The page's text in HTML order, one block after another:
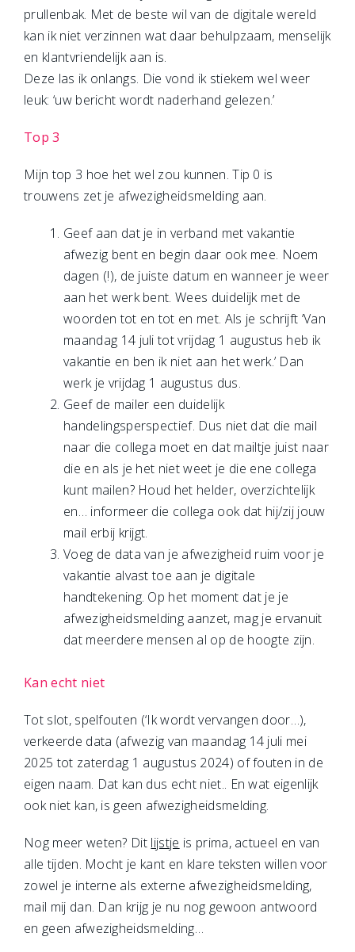
prullenbak. Met de beste wil van de digitale wereld
kan ik niet verzinnen wat daar behulpzaam, menselijk
en klantvriendelijk aan is.
Deze las ik onlangs. Die vond ik stiekem wel weer
leuk: ‘uw bericht wordt naderhand gelezen.’
Top 3
Mijn top 3 hoe het wel zou kunnen. Tip 0 is
trouwens zet je afwezigheidsmelding aan.
Geef aan dat je in verband met vakantie
afwezig bent en begin daar ook mee. Noem
dagen (!), de juiste datum en wanneer je weer
aan het werk bent. Wees duidelijk met de
woorden tot en tot en met. Als je schrijft ‘Van
maandag 14 juli tot vrijdag 1 augustus heb ik
vakantie en ben ik niet aan het werk.’ Dan
werk je vrijdag 1 augustus dus.
Geef de mailer een duidelijk
handelingsperspectief. Dus niet dat die mail
naar die collega moet en dat mailtje juist naar
die en als je het niet weet je die ene collega
kunt mailen? Houd het helder, overzichtelijk
en… informeer die collega ook dat hij/zij jouw
mail erbij krijgt.
Voeg de data van je afwezigheid ruim voor je
vakantie alvast toe aan je digitale
handtekening. Op het moment dat je je
afwezigheidsmelding aanzet, mag je ervanuit
dat meerdere mensen al op de hoogte zijn.
Kan echt niet
Tot slot, spelfouten (‘Ik wordt vervangen door…),
verkeerde data (afwezig van maandag 14 juli mei
2025 tot zaterdag 1 augustus 2024) of fouten in de
eigen naam. Dat kan dus echt niet.. En wat eigenlijk
ook niet kan, is geen afwezigheidsmelding.
Nog meer weten? Dit lijstje is prima, actueel en van
alle tijden. Mocht je kant en klare teksten willen voor
zowel je interne als externe afwezigheidsmelding,
mail mij dan. Dan krijg je nu nog gewoon antwoord
en geen afwezigheidsmelding…